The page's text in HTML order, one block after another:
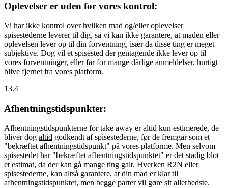
Oplevelser er uden for vores kontrol:
Vi har ikke kontrol over hvilken mad og/eller oplevelser
spisestederne leverer til dig, så vi kan ikke garantere, at maden eller
oplevelsen lever op til din forventning, især da disse ting er meget
subjektive. Dog vil et spisested der gentagende ikke lever op til
vores forventninger, eller får for mange dårlige anmeldelser, hurtigt
blive fjernet fra vores platform.
13.4
Afhentningstidspunkter:
Afhentningstidspunkterne for take away er altid kun estimerede, de
bliver dog altid godkendt af spisestederne, før de fremgår som et
"bekræftet afhentningstidspunkt" på vores platforme. Men selvom
spisestedet har "bekræftet afhentningstidspunktet" er det stadig blot
et estimat, da der kan gå mange ting galt. Hverken R2N eller
spisestederne, kan altså garantere, at din mad er klar til
afhentningstidspunktet, men begge parter vil gøre sit allerbedste.